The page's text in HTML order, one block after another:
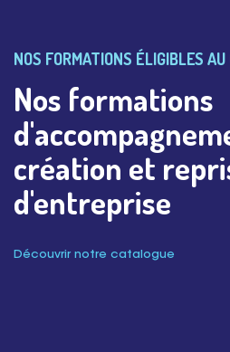
NOS FORMATIONS ÉLIGIBLES AU
Nos formations
création et
d'entreprise
Découvrir notre catalogue